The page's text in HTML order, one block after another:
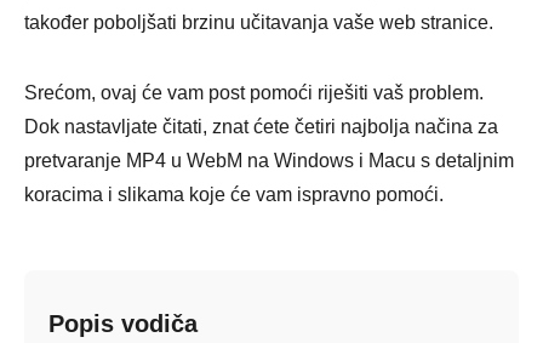
također poboljšati brzinu učitavanja vaše web stranice.
Srećom, ovaj će vam post pomoći riješiti vaš problem.
Dok nastavljate čitati, znat ćete četiri najbolja načina za
pretvaranje MP4 u WebM na Windows i Macu s detaljnim
koracima i slikama koje će vam ispravno pomoći.
Popis vodiča